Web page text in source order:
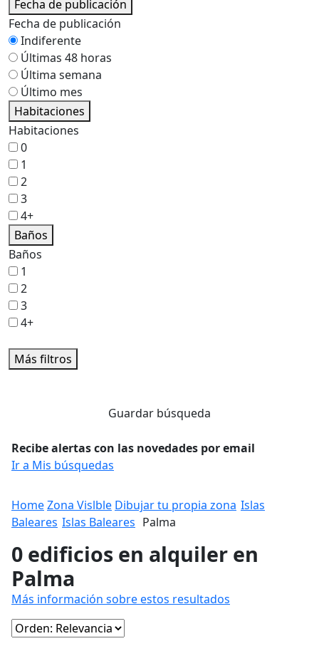
Fecha de publicación
Fecha de publicación
Indiferente
Últimas 48 horas
Última semana
Último mes
Habitaciones
Habitaciones
0
1
2
3
4+
Baños
Baños
1
2
3
4+
Más filtros
Guardar búsqueda
Recibe alertas con las novedades por email
Ir a Mis búsquedas
HomeZona Vislble Dibujar tu propia zona Islas
Baleares Islas Baleares Palma
0 edificios en alquiler en
Palma
Más información sobre estos resultados